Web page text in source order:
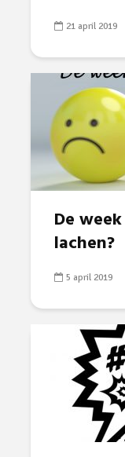
21 april 2019
De
lachen?
5 april 2019